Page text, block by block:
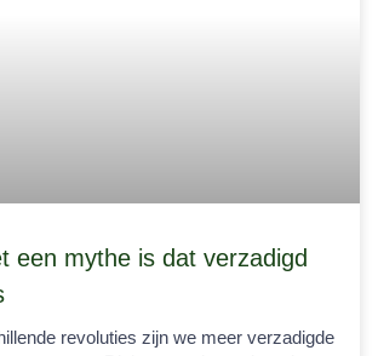
een mythe is dat verzadigd
revoluties zijn we meer verzadigde